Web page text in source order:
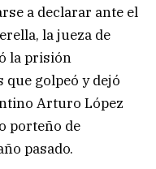
a declarar ante el
la jueza de
la prisión
que golpeó y dejó
Arturo López
porteño de
pasado.